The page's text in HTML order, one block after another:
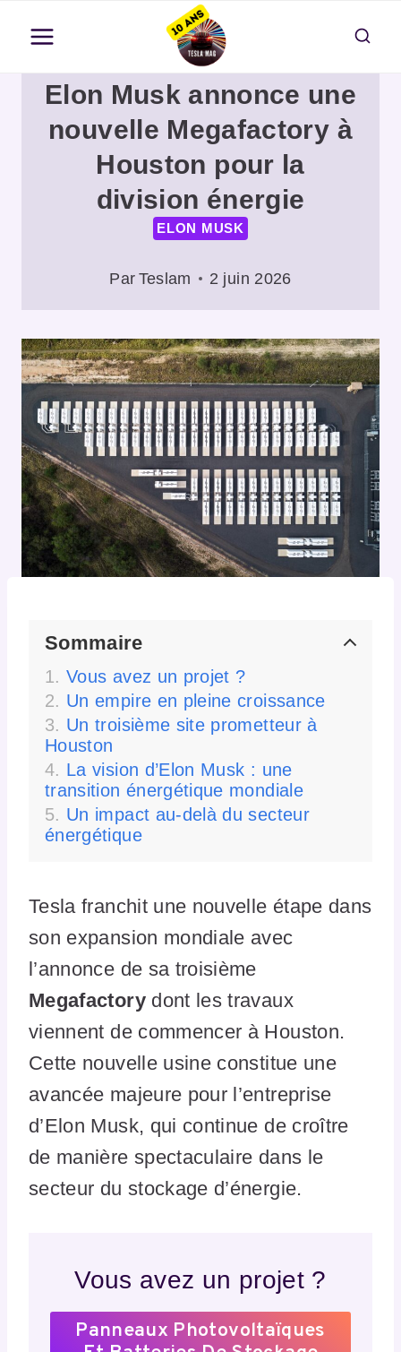
contenu
Elon Musk annonce une
nouvelle Megafactory à
Houston pour la
division énergie
ELON MUSK
Par Teslam 2 juin 2026
Sommaire
Vous avez un projet ?
Un empire en pleine croissance
Un troisième site prometteur à
Houston
La vision d’Elon Musk : une
transition énergétique mondiale
Un impact au-delà du secteur
énergétique
Tesla franchit une nouvelle étape dans
son expansion mondiale avec
l’annonce de sa troisième
Megafactorydont les travaux
viennent de commencer à Houston.
Cette nouvelle usine constitue une
avancée majeure pour l’entreprise
d’Elon Musk, qui continue de croître
de manière spectaculaire dans le
secteur du stockage d’énergie.
Vous avez un projet ?
Panneaux Photovoltaïques